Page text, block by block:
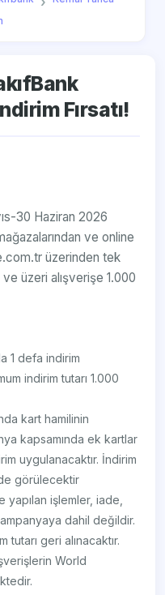
Fırsatı!
30 Haziran 2026
ve online
üzerinden tek
üzeri alışverişe 1.000
1 defa indirim
indirim tutarı 1.000
kart hamilinin
kapsamında ek kartlar
uygulanacaktır. İndirim
görülecektir
yapılan işlemler, iade,
dahil değildir.
geri alınacaktır.
World